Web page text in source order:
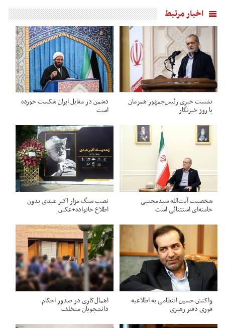
اخبار مرتبط
نشست خبری رئیس‌جمهور همزمان
با روز خبرنگار
دشمن در مقابل ایران شکست خورده
است
شخصیت آیت‌الله سیدمجتبی
خامنه‌ای استثنائی است
نصب سنگ مزار اکبر عبدی بدون
اطلاع خانواده+عکس
واکنش حسین انتظامی به اطلاعیه
فوری دفتر رهبری
اهمال‌کاری در صدور احکام‌
دانشجویان متخلف